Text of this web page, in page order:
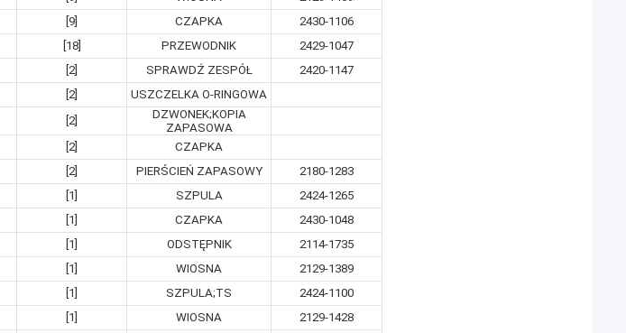
[9] CZAPKA
2430-1106
[18] PRZEWODNIK
2429-1047
[2] SPRAWDŹ ZESPÓŁ
2420-1147
[2]
USZCZELKA O-RINGOWA
[2]
DZWONEK;KOPIA
ZAPASOWA
[2]
CZAPKA
[2] PIERŚCIEŃ ZAPASOWY
2180-1283
[1] SZPULA
2424-1265
[1] CZAPKA
2430-1048
[1] ODSTĘPNIK
2114-1735
[1] WIOSNA
2129-1389
[1] SZPULA;TS
2424-1100
[1] WIOSNA 2129-1428